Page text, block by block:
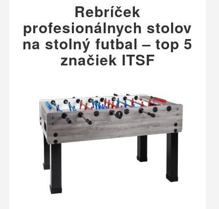
Rebríček
profesionálnych stolov
na stolný futbal – top 5
značiek ITSF